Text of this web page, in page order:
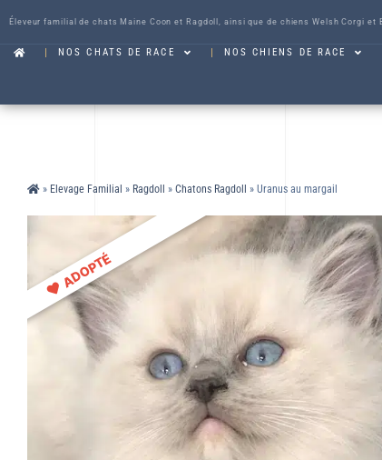
Éleveur familial de chats Maine Coon et Ragdoll, ainsi que de chiens Welsh Corgi et
NOS CHATS DE RACE NOS CHIENS DE RACE
» Elevage Familial » Ragdoll » Chatons Ragdoll » Uranus au margail
ADOPTÉ